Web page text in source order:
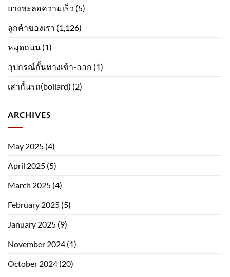
ยางชะลอความเร็ว (5)
ลูกค้าของเรา (1,126)
หมุดถนน (1)
อุปกรณ์กั้นทางเข้า-ออก (1)
เสากั้นรถ(bollard) (2)
ARCHIVES
May 2025 (4)
April 2025 (5)
March 2025 (4)
February 2025 (5)
January 2025 (9)
November 2024 (1)
October 2024 (20)